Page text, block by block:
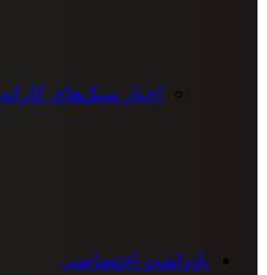
اخبار سبک‌های کاراته
یادداشت اختصاصی